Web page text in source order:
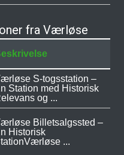
fra Værløse
S-togsstation –
Station med Historisk
og ...
Billetsalgssted –
Historisk
...